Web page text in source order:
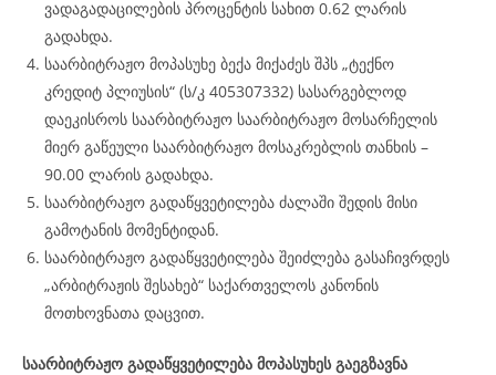
ვადაგადაცილების პროცენტის სახით 0.62 ლარის
გადახდა.
საარბიტრაჟო მოპასუხე ბექა მიქაძეს შპს „ტექნო
კრედიტ პლიუსის“ (ს/კ 405307332) სასარგებლოდ
დაეკისროს საარბიტრაჟო საარბიტრაჟო მოსარჩელის
მიერ გაწეული საარბიტრაჟო მოსაკრებლის თანხის –
90.00 ლარის გადახდა.
საარბიტრაჟო გადაწყვეტილება ძალაში შედის მისი
გამოტანის მომენტიდან.
საარბიტრაჟო გადაწყვეტილება შეიძლება გასაჩივრდეს
„არბიტრაჟის შესახებ“ საქართველოს კანონის
მოთხოვნათა დაცვით.
საარბიტრაჟო გადაწყვეტილება მოპასუხეს გაეგზავნა